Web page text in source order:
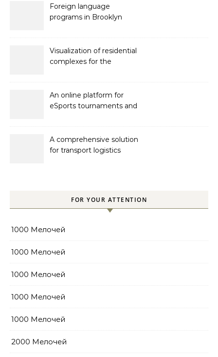
Foreign language
programs in Brooklyn
Visualization of residential
complexes for the
An online platform for
eSports tournaments and
A comprehensive solution
for transport logistics
FOR YOUR ATTENTION
1000 Мелочей
1000 Мелочей
1000 Мелочей
1000 Мелочей
1000 Мелочей
2000 Мелочей